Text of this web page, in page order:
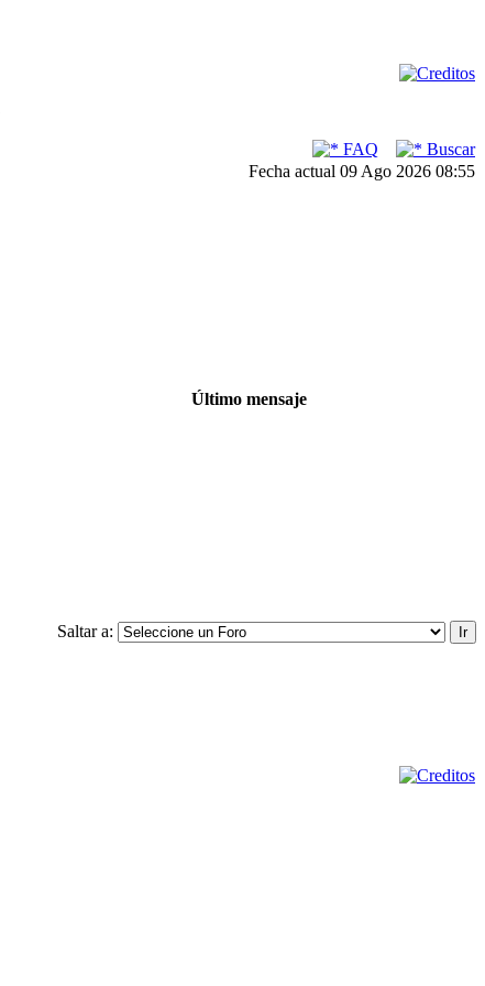
FAQ
Buscar
Fecha actual 09 Ago 2026 08:55
Último mensaje
Saltar a: